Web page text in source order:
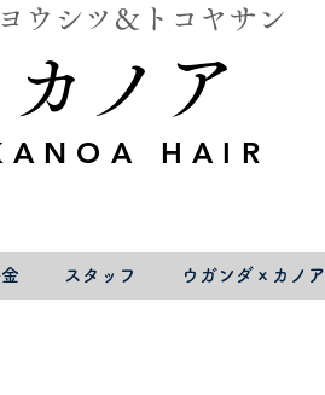
ウシツ＆トコヤサン
カノア
HAIR
スタッフ ウガンダｘカノア